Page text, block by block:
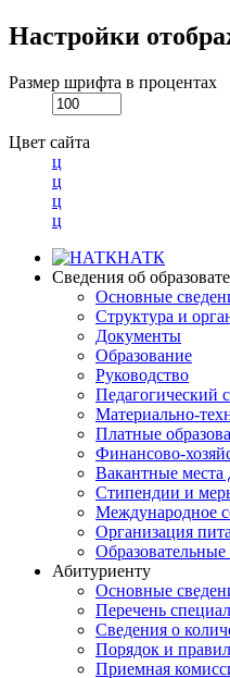
Настройки
Размер шрифта в процентах
Цвет сайта
ц
ц
ц
ц
НАТК
Сведения об
Основные
Структура и
Документы
Образование
Руководство
Педагогический
Материально-
Платные
Финансово-
Вакантные места
Стипендии и
Международное
Организация
Абитуриенту
Основные
Перечень
Cведения о
Порядок и
Приемная